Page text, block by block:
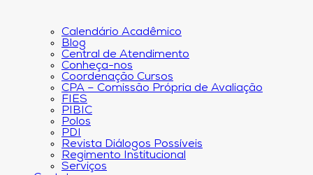
Calendário Acadêmico
Blog
Central de Atendimento
Conheça-nos
Coordenação Cursos
CPA – Comissão Própria de Avaliação
FIES
PIBIC
Polos
PDI
Revista Diálogos Possíveis
Regimento Institucional
Serviços